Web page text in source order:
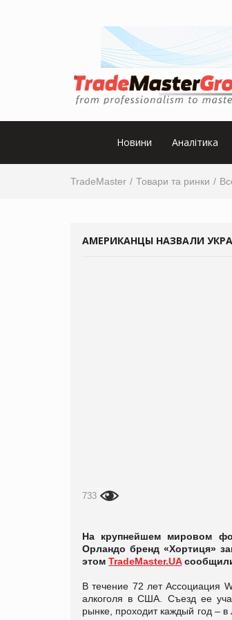
Новини Аналітика
TradeMaster Товари та ринки
АМЕРИКАНЦЫ НАЗВАЛИ
733
На крупнейшем мировом
Орландо бренд «Хортиця»
этом TradeMaster.UA
В течение 72 лет Ассоциация
алкоголя в США. Съезд ее
рынке, проходит каждый год –